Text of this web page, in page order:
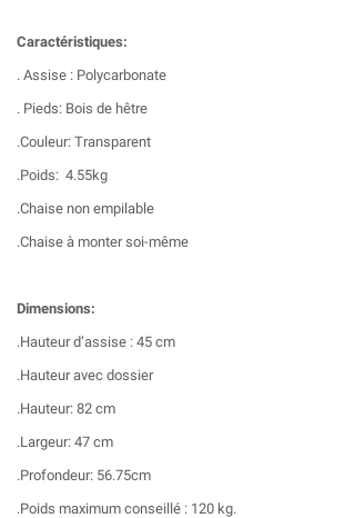
Caractéristiques:
. Assise : Polycarbonate
. Pieds: Bois de hêtre
.Couleur: Transparent
.Poids: 4.55kg
.Chaise non empilable
.Chaise à monter soi-même
Dimensions:
.Hauteur d’assise : 45 cm
.Hauteur avec dossier
.Hauteur: 82 cm
.Largeur: 47 cm
.Profondeur: 56.75cm
.Poids maximum conseillé : 120 kg.